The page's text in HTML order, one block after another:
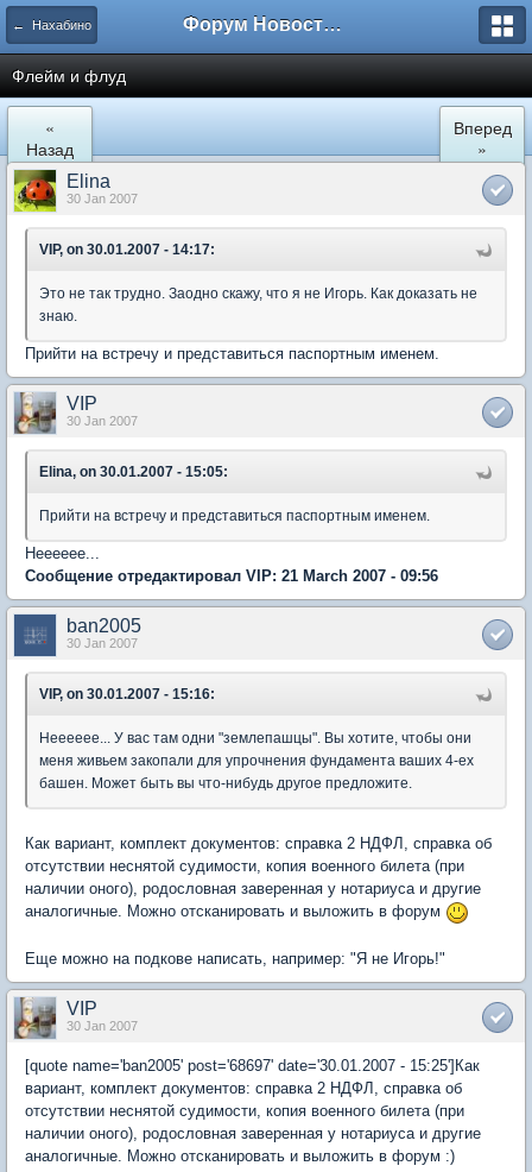
← Нахабино Форум Новостройки
Флейм и флуд
«
Назад
Вперед
»
Elina
30 Jan 2007
VIP, on 30.01.2007 - 14:17:
Это не так трудно. Заодно скажу, что я не Игорь. Как доказать не
знаю.
Прийти на встречу и представиться паспортным именем.
VIP
30 Jan 2007
Elina, on 30.01.2007 - 15:05:
Прийти на встречу и представиться паспортным именем.
Нееееее...
Сообщение отредактировал VIP: 21 March 2007 - 09:56
ban2005
30 Jan 2007
VIP, on 30.01.2007 - 15:16:
Нееееее... У вас там одни "землепашцы". Вы хотите, чтобы они
меня живьем закопали для упрочнения фундамента ваших 4-ех
башен. Может быть вы что-нибудь другое предложите.
Как вариант, комплект документов: справка 2 НДФЛ, справка об
отсутствии неснятой судимости, копия военного билета (при
наличии оного), родословная заверенная у нотариуса и другие
аналогичные. Можно отсканировать и выложить в форум
Еще можно на подкове написать, например: "Я не Игорь!"
VIP
30 Jan 2007
[quote name='ban2005' post='68697' date='30.01.2007 - 15:25']Как
вариант, комплект документов: справка 2 НДФЛ, справка об
отсутствии неснятой судимости, копия военного билета (при
наличии оного), родословная заверенная у нотариуса и другие
аналогичные. Можно отсканировать и выложить в форум :)